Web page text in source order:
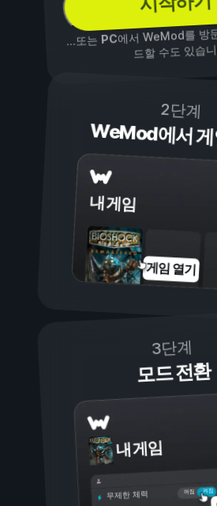
...또는PC에서 WeMod를 방
드할 수도 있습
2단계
WeMod에서
내 게임
게임 열기
3단계
모드 전환
내 게임
켜짐
꺼짐
무제한 체력